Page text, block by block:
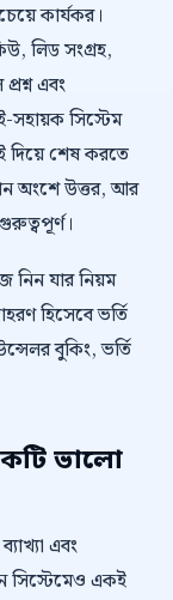
কার্যকর।
লিড সংগ্রহ,
এবং
সিস্টেম
দিয়ে শেষ করতে
অংশে উত্তর, আর
নিন যার নিয়ম
হিসেবে ভর্তি
বুকিং, ভর্তি
ভালো
এবং
সিস্টেমেও একই